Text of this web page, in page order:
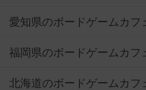
愛知県のボードゲームカフ
福岡県のボードゲームカフ
北海道のボードゲームカフ